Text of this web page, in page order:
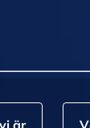
är